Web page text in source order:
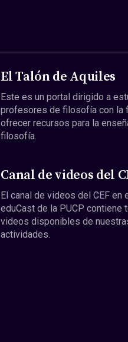
El Talón de Aquiles
Este es un portal dirigido a
profesores de filosofía con la
ofrecer recursos para la
filosofía.
Canal de videos del
El canal de videos del CEF en
eduCast de la PUCP contiene
videos disponibles de
actividades.